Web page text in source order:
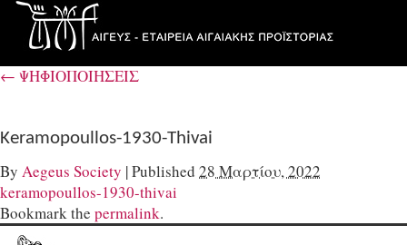
← ΨΗΦΙΟΠΟΙΗΣΕΙΣ
Keramopoullos-1930-Thivai
By Aegeus Society |Published 28 Μαρτίου, 2022
keramopoullos-1930-thivai
Bookmark the permalink.